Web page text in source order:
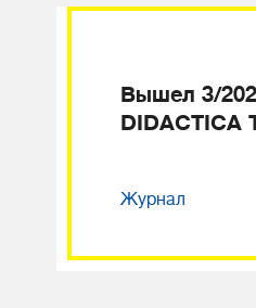
Вышел 3/
DIDACTICA
Журнал